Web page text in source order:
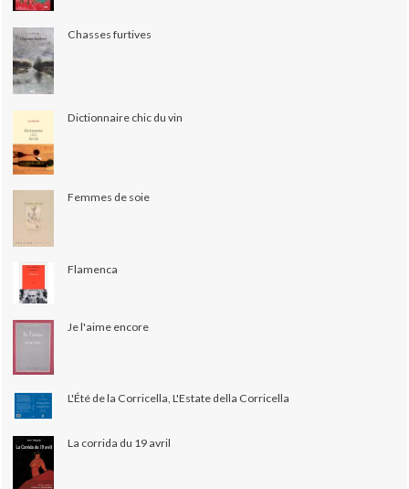
Chasses furtives
Dictionnaire chic du vin
Femmes de soie
Flamenca
Je l'aime encore
L'Été de la Corricella, L'Estate della Corricella
La corrida du 19 avril